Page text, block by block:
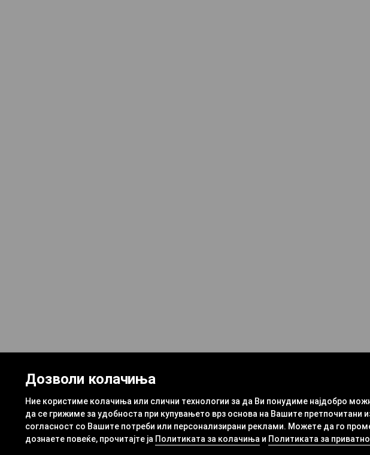
Дозволи колачиња
Ние користиме колачиња или слични технологии за да Ви понудиме најдобро
да се грижиме за удобноста при купувањето врз основа на Вашите претпочитани
согласност со Вашите потреби или персонализирани реклами. Можете да го
дознаете повеќе, прочитајте ја Политиката за колачиња и Политиката за